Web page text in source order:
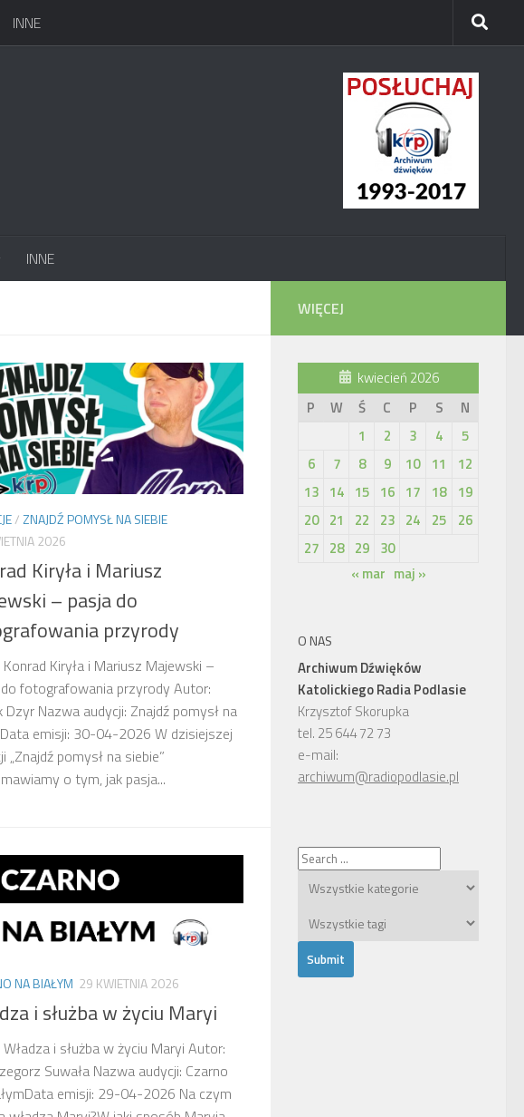
INNE
INNE
/ZNAJDŹ POMYSŁ NA SIEBIE
2026
Kiryła i Mariusz
– pasja do
przyrody
Konrad Kiryła i Mariusz Majewski –
fotografowania przyrody Autor:
Dzyr Nazwa audycji: Znajdź pomysł na
emisji: 30-04-2026 W dzisiejszej
„Znajdź pomysł na siebie”
o tym, jak pasja...
NA BIAŁYM 29 KWIETNIA 2026
i służba w życiu Maryi
Władza i służba w życiu Maryi Autor:
Suwała Nazwa audycji: Czarno
emisji: 29-04-2026 Na czym
WIĘCEJ
kwiecień 2026
P
W Ś C P S
N
1
2 3 4
5
6
7 8 9 10 11
12
13 14 15 16 17 18
19
20 21 22 23 24 25
26
27 28 29 30
« mar maj »
O NAS
Archiwum Dźwięków
Katolickiego Radia Podlasie
Krzysztof Skorupka
tel. 25 644 72 73
e-mail:
archiwum@radiopodlasie.pl